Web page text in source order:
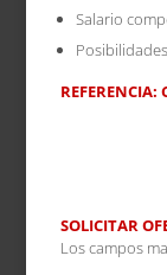
Salario
REFERENCIA:
SOLICITAR
Los campos